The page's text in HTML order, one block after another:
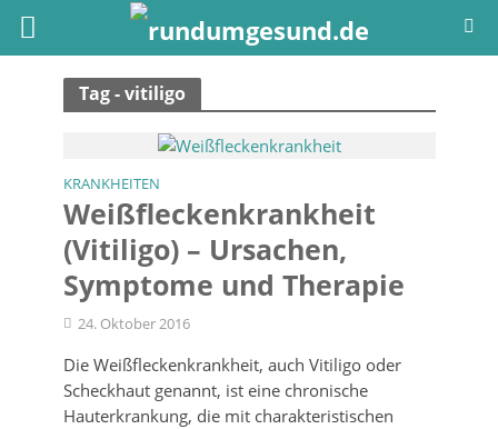
Tag - vitiligo
KRANKHEITEN
Weißflecken­krankheit
(Vitiligo) – Ursachen,
Symptome und Therapie
24. Oktober 2016
Die Weißfleckenkrankheit, auch Vitiligo oder
Scheckhaut genannt, ist eine chronische
Hauterkrankung, die mit charakteristischen